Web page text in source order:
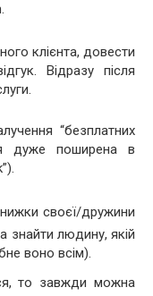
клієнта, довести
Відразу після
“безплатних
дуже поширена в
своєї/дружини
знайти людину, якій
воно всім).
то завжди можна